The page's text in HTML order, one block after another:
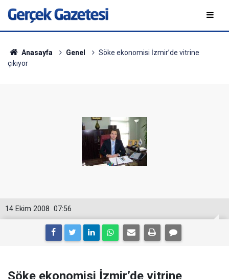
Anasayfa Genel
Söke ekonomisi İzmir’de vitrine
çıkıyor
07:56
14 Ekim 2008
Söke ekonomisi İzmir’de vitrine